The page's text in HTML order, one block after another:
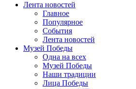
Лента новостей
Главное
Популярное
События
Лента новостей
Музей Победы
Одна на всех
Музей Победы
Наши традиции
Лица Победы